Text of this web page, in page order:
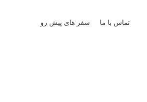
تماس با ما سفر ‌های پیش رو